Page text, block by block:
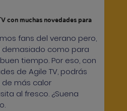
con muchas novedades para
fans del verano pero,
demasiado como para
tiempo. Por eso, con
de Agile TV, podrás
más calor
al fresco. ¿Suena